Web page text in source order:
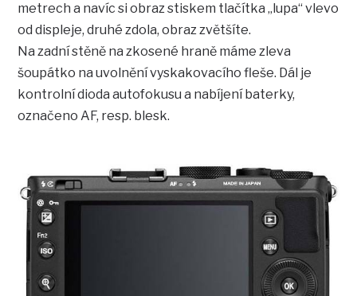
metrech a navíc si obraz stiskem tlačítka „lupa“ vlevo
od displeje, druhé zdola, obraz zvětšíte.
Na zadní stěně na zkosené hraně máme zleva
šoupátko na uvolnění vyskakovacího fleše. Dál je
kontrolní dioda autofokusu a nabíjení baterky,
označeno AF, resp. blesk.